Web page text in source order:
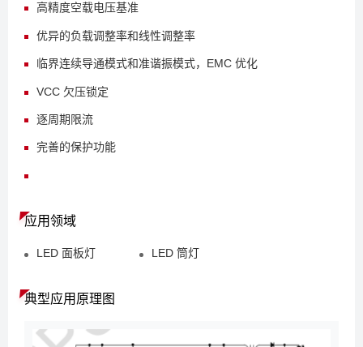
高精度空载电压基准
优异的负载调整率和线性调整率
临界连续导通模式和准谐振模式，EMC 优化
VCC 欠压锁定
逐周期限流
完善的保护功能
应用领域
LED 面板灯 LED 筒灯
典型应用原理图